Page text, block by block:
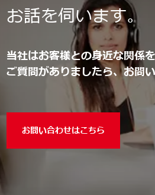
お話を伺います。
当社はお客様との身近な関係
ご質問がありましたら、お問
お問い合わせはこちら